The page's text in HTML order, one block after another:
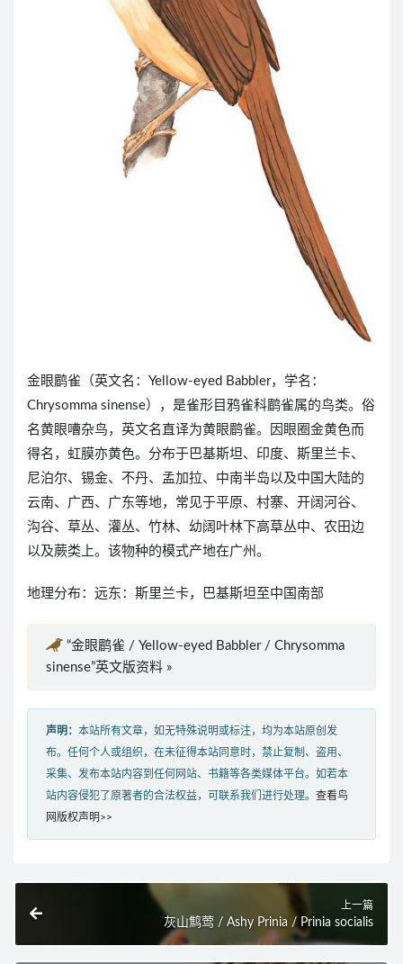
金眼鹛雀（英文名：Yellow-eyed Babbler，学名：
Chrysomma sinense），是雀形目鸦雀科鹛雀属的鸟类。俗
名黄眼嘈杂鸟，英文名直译为黄眼鹛雀。因眼圈金黄色而
得名，虹膜亦黄色。分布于巴基斯坦、印度、斯里兰卡、
尼泊尔、锡金、不丹、孟加拉、中南半岛以及中国大陆的
云南、广西、广东等地，常见于平原、村寨、开阔河谷、
沟谷、草丛、灌丛、竹林、幼阔叶林下高草丛中、农田边
以及蕨类上。该物种的模式产地在广州。
地理分布：远东：斯里兰卡，巴基斯坦至中国南部
“金眼鹛雀 / Yellow-eyed Babbler / Chrysomma
sinense”英文版资料 »
声明： 本站所有文章，如无特殊说明或标注，均为本站原创发
布。任何个人或组织，在未征得本站同意时，禁止复制、盗用、
采集、发布本站内容到任何网站、书籍等各类媒体平台。如若本
站内容侵犯了原著者的合法权益，可联系我们进行处理。 查看鸟
网版权声明>>
上一篇
灰山鹪莺 / Ashy Prinia / Prinia socialis